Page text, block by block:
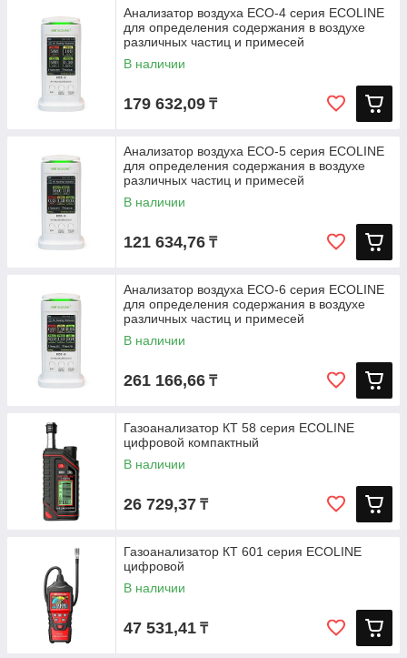
Анализатор воздуха ECO-4 серия ECOLINE
для определения содержания в воздухе
различных частиц и примесей
В наличии
179 632,09 ₸
Анализатор воздуха ECO-5 серия ECOLINE
для определения содержания в воздухе
различных частиц и примесей
В наличии
121 634,76 ₸
Анализатор воздуха ECO-6 серия ECOLINE
для определения содержания в воздухе
различных частиц и примесей
В наличии
261 166,66 ₸
Газоанализатор КТ 58 серия ECOLINE
цифровой компактный
В наличии
26 729,37 ₸
Газоанализатор КТ 601 серия ECOLINE
цифровой
В наличии
47 531,41 ₸